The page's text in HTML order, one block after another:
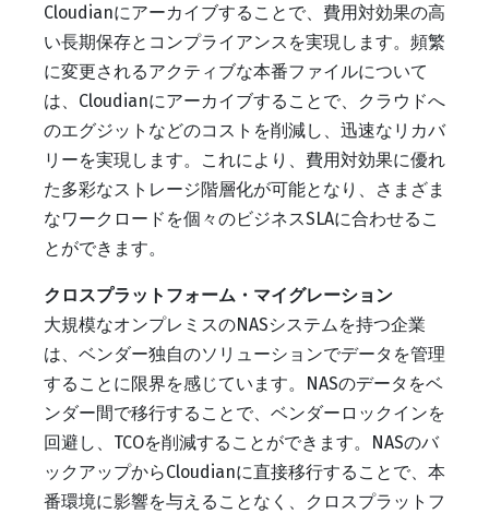
Cloudianにアーカイブすることで、費用対効果の高
い長期保存とコンプライアンスを実現します。頻繁
に変更されるアクティブな本番ファイルについて
は、Cloudianにアーカイブすることで、クラウドへ
のエグジットなどのコストを削減し、迅速なリカバ
リーを実現します。これにより、費用対効果に優れ
た多彩なストレージ階層化が可能となり、さまざま
なワークロードを個々のビジネスSLAに合わせるこ
とができます。
クロスプラットフォーム・マイグレーション
大規模なオンプレミスのNASシステムを持つ企業
は、ベンダー独自のソリューションでデータを管理
することに限界を感じています。NASのデータをベ
ンダー間で移行することで、ベンダーロックインを
回避し、TCOを削減することができます。NASのバ
ックアップからCloudianに直接移行することで、本
番環境に影響を与えることなく、クロスプラットフ